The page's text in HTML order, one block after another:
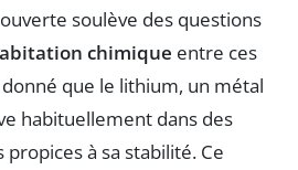
soulève des questions
chimique entre ces
que le lithium, un métal
habituellement dans des
à sa stabilité. Ce